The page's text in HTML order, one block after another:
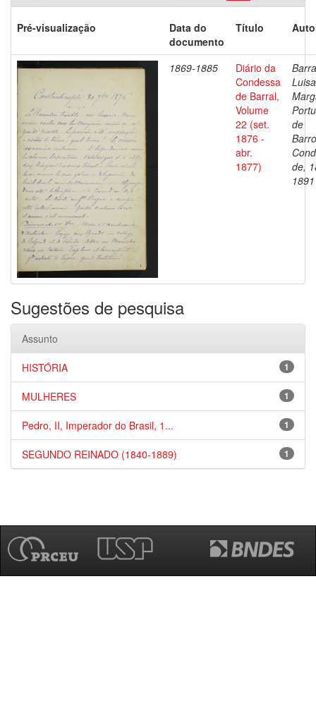
Pré-visualização
Data do
documento
Título
1869-1885
Diário da
Condessa
de Barral,
Volume
22 (set.
1876 -
abr.
1877)
Luisa
de
de,
1891
Sugestões de pesquisa
Assunto
1
HISTÓRIA
1
MULHERES
1
Pedro, II, Imperador do Brasil, 1...
1
SEGUNDO REINADO (1840-1889)